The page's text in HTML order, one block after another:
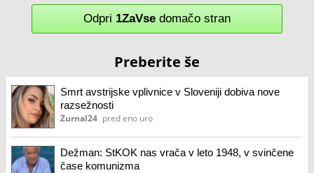
Odpri 1ZaVse domačo stran
Preberite še
Smrt avstrijske vplivnice v Sloveniji dobiva nove
razsežnosti
Zurnal24 pred eno uro
Dežman: StKOK nas vrača v leto 1948, v svinčene
čase komunizma